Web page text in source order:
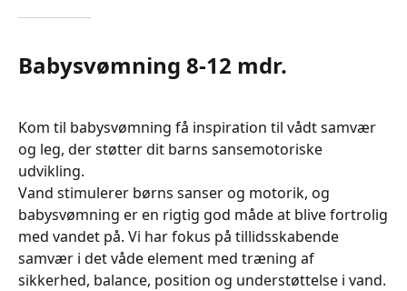
Babysvømning 8-12 mdr.
Kom til babysvømning få inspiration til vådt samvær
og leg, der støtter dit barns sansemotoriske
udvikling.
Vand stimulerer børns sanser og motorik, og
babysvømning er en rigtig god måde at blive fortrolig
med vandet på. Vi har fokus på tillidsskabende
samvær i det våde element med træning af
sikkerhed, balance, position og understøttelse i vand.